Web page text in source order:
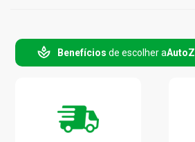
Benefícios de escolher aAutoZ